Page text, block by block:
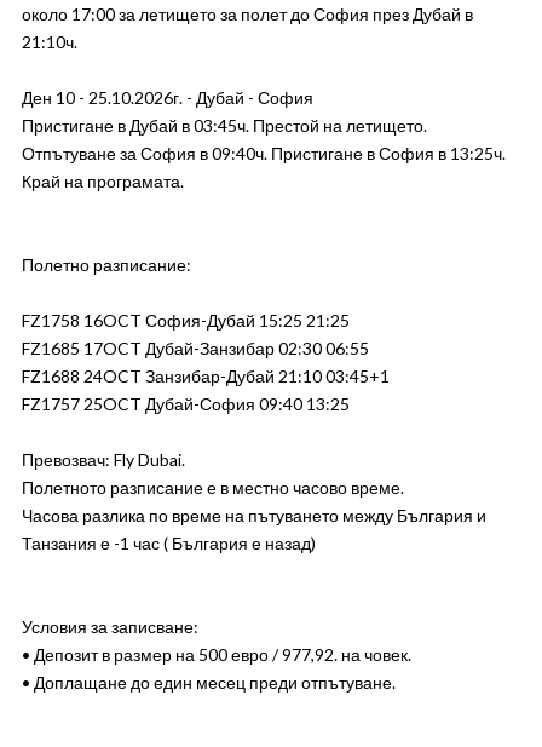
около 17:00 за летището за полет до София през Дубай в
21:10ч.
Ден 10 - 25.10.2026г. - Дубай - София
Пристигане в Дубай в 03:45ч. Престой на летището.
Отпътуване за София в 09:40ч. Пристигане в София в 13:25ч.
Край на програмата.
Полетно разписание:
FZ1758 16OCT София-Дубай 15:25 21:25
FZ1685 17OCT Дубай-Занзибар 02:30 06:55
FZ1688 24OCT Занзибар-Дубай 21:10 03:45+1
FZ1757 25OCT Дубай-София 09:40 13:25
Превозвач: Fly Dubai.
Полетното разписание е в местно часово време.
Часова разлика по време на пътуването между България и
Танзания е -1 час ( България е назад)
Условия за записване:
• Депозит в размер на 500 евро / 977,92. на човек.
• Доплащане до един месец преди отпътуване.